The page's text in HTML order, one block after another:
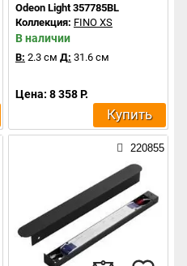
Odeon Light 357785BL
Коллекция: FINO XS
В наличии
В: 2.3 см Д: 31.6 см
Цена: 8 358 Р.
Купить
220855